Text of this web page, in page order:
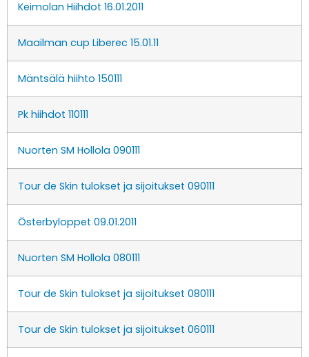
Keimolan Hiihdot 16.01.2011
Maailman cup Liberec 15.01.11
Mäntsälä hiihto 150111
Pk hiihdot 110111
Nuorten SM Hollola 090111
Tour de Skin tulokset ja sijoitukset 090111
Österbyloppet 09.01.2011
Nuorten SM Hollola 080111
Tour de Skin tulokset ja sijoitukset 080111
Tour de Skin tulokset ja sijoitukset 060111